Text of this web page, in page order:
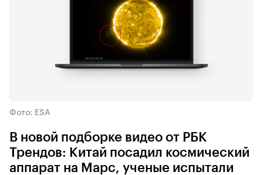
Фото: ESA
В новой подборке видео от РБК
Трендов: Китай посадил космический
аппарат на Марс, ученые испытали